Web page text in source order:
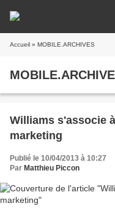
Accueil » MOBILE.ARCHIVES
Williams s'associe
marketing
Publié le 10/04/2013 à 10:27
Par Matthieu Piccon